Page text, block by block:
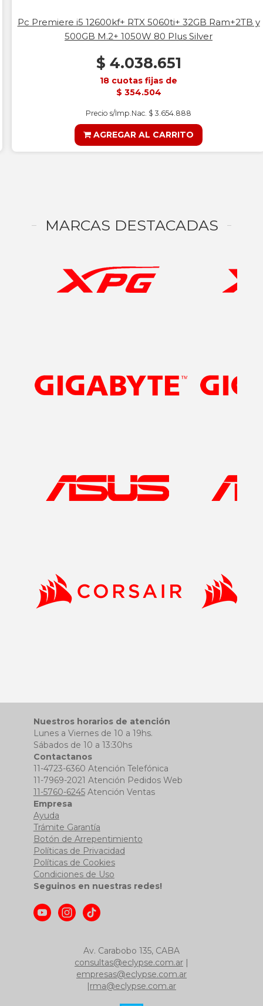
Pc Premiere i5 12600kf+ RTX 5060ti+ 32GB Ram+2TB y
500GB M.2+ 1050W 80 Plus Silver
$ 4.038.651
18 cuotas fijas de
$ 354.504
Precio s/Imp.Nac. $ 3.654.888
AGREGAR AL CARRITO
MARCAS DESTACADAS
Nuestros horarios de atención
Lunes a Viernes de 10 a 19hs.
Sábados de 10 a 13:30hs
Contactanos
11-4723-6360 Atención Telefónica
11-7969-2021 Atención Pedidos Web
11-5760-6245Atención Ventas
Empresa
Ayuda
Trámite Garantía
Botón de Arrepentimiento
Políticas de Privacidad
Políticas de Cookies
Condiciones de Uso
Seguinos en nuestras redes!
Av. Carabobo 135, CABA
consultas@eclypse.com.ar |
empresas@eclypse.com.ar
|rma@eclypse.com.ar